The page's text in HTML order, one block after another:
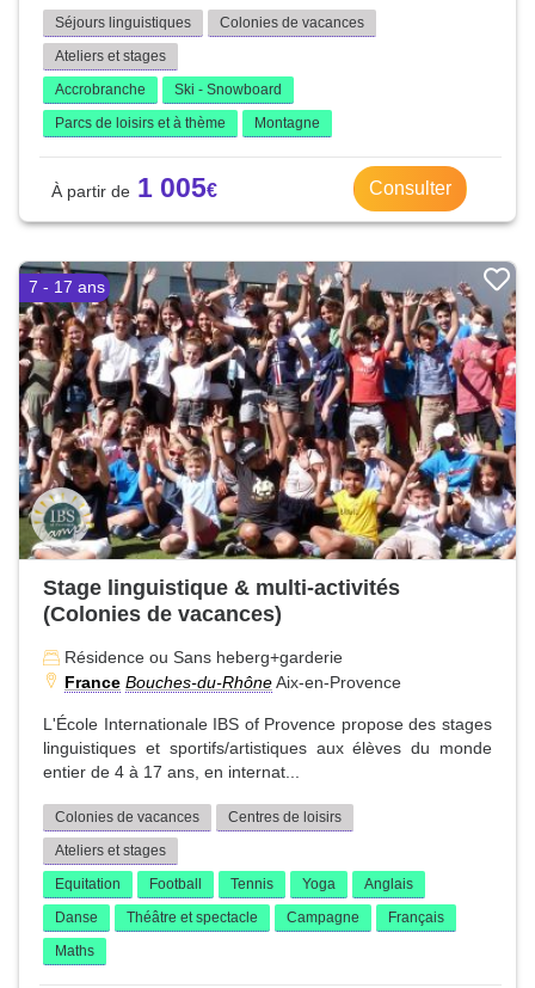
Séjours linguistiques
Colonies de vacances
Ateliers et stages
Accrobranche
Ski - Snowboard
Parcs de loisirs et à thème
Montagne
1 005 Consulter
7 - 17 ans
Stage linguistique & multi-activités
(Colonies de vacances)
Résidence ou Sans heberg+garderie
France Bouches-du-RhôneAix-en-Provence
L'École Internationale IBS of Provence propose des stages
linguistiques et sportifs/artistiques aux élèves du monde
entier de 4 à 17 ans, en internat...
Colonies de vacances
Centres de loisirs
Ateliers et stages
Equitation
Football Tennis Yoga
Anglais
Danse
Théâtre et spectacle Campagne
Français
Maths